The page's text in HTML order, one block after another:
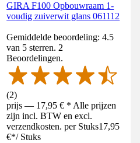
GIRA F100 Opbouwraam 1-
voudig zuiverwit glans 061112
Gemiddelde beoordeling: 4.5
van 5 sterren. 2
Beoordelingen.
(2)
prijs — 17,95 € * Alle prijzen
zijn incl. BTW en excl.
verzendkosten. per Stuks17,95
€*/ Stuks